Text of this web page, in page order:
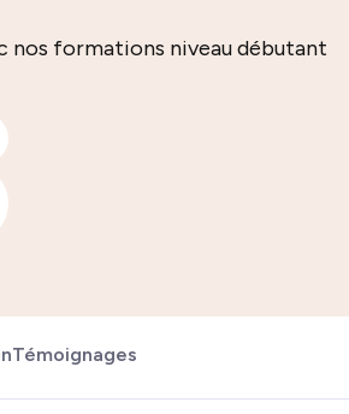
nos formations niveau débutant
Témoignages